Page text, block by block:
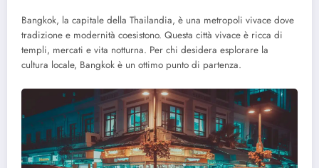
Bangkok, la capitale della Thailandia, è una metropoli vivace dove
tradizione e modernità coesistono. Questa città vivace è ricca di
templi, mercati e vita notturna. Per chi desidera esplorare la
cultura locale, Bangkok è un ottimo punto di partenza.